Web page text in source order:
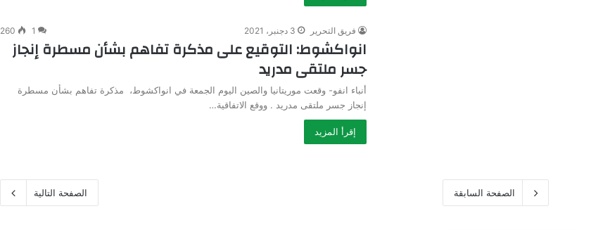
فريق التحرير 3 دجنبر، 2021 1
260
انواكشوط: التوقيع على مذكرة تفاهم بشأن مسطرة إنجاز
جسر ملتقى مدريد
أنباء انفو- وقعت موريتانيا والصين اليوم الجمعة في انواكشوط، مذكرة تفاهم بشأن مسطرة
إنجاز جسر ملتقى مدريد . ووقع الاتفاقية…
إقرأ المزيد
الصفحة السابقة الصفحة التالية